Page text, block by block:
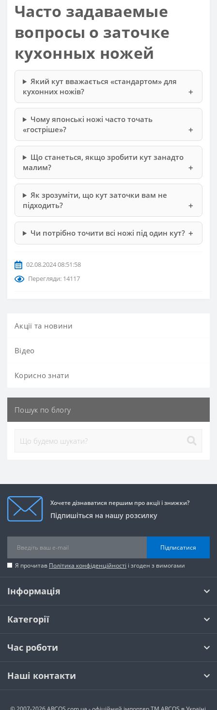
Часто задаваемые
вопросы о заточке
кухонных ножей
Який кут вважається «стандартом» для
кухонних ножів?
Чому японські ножі часто точать
«гостріше»?
Що станеться, якщо зробити кут занадто
малим?
Як зрозуміти, що кут заточки вам не
підходить?
Чи потрібно точити всі ножі під один кут?
02.08.2024 08:51:58
Перегляди: 14117
Акції та новини
Вiдео
Корисно знати
Пошук по блогу
Хочете дізнаватися першим про акції і знижки?
Підпишіться на нашу розсилку
Підписатися
Я прочитав Політика конфіденційності і згоден з вимогами
Інформація
Категорії
Час роботи
Наші контакти